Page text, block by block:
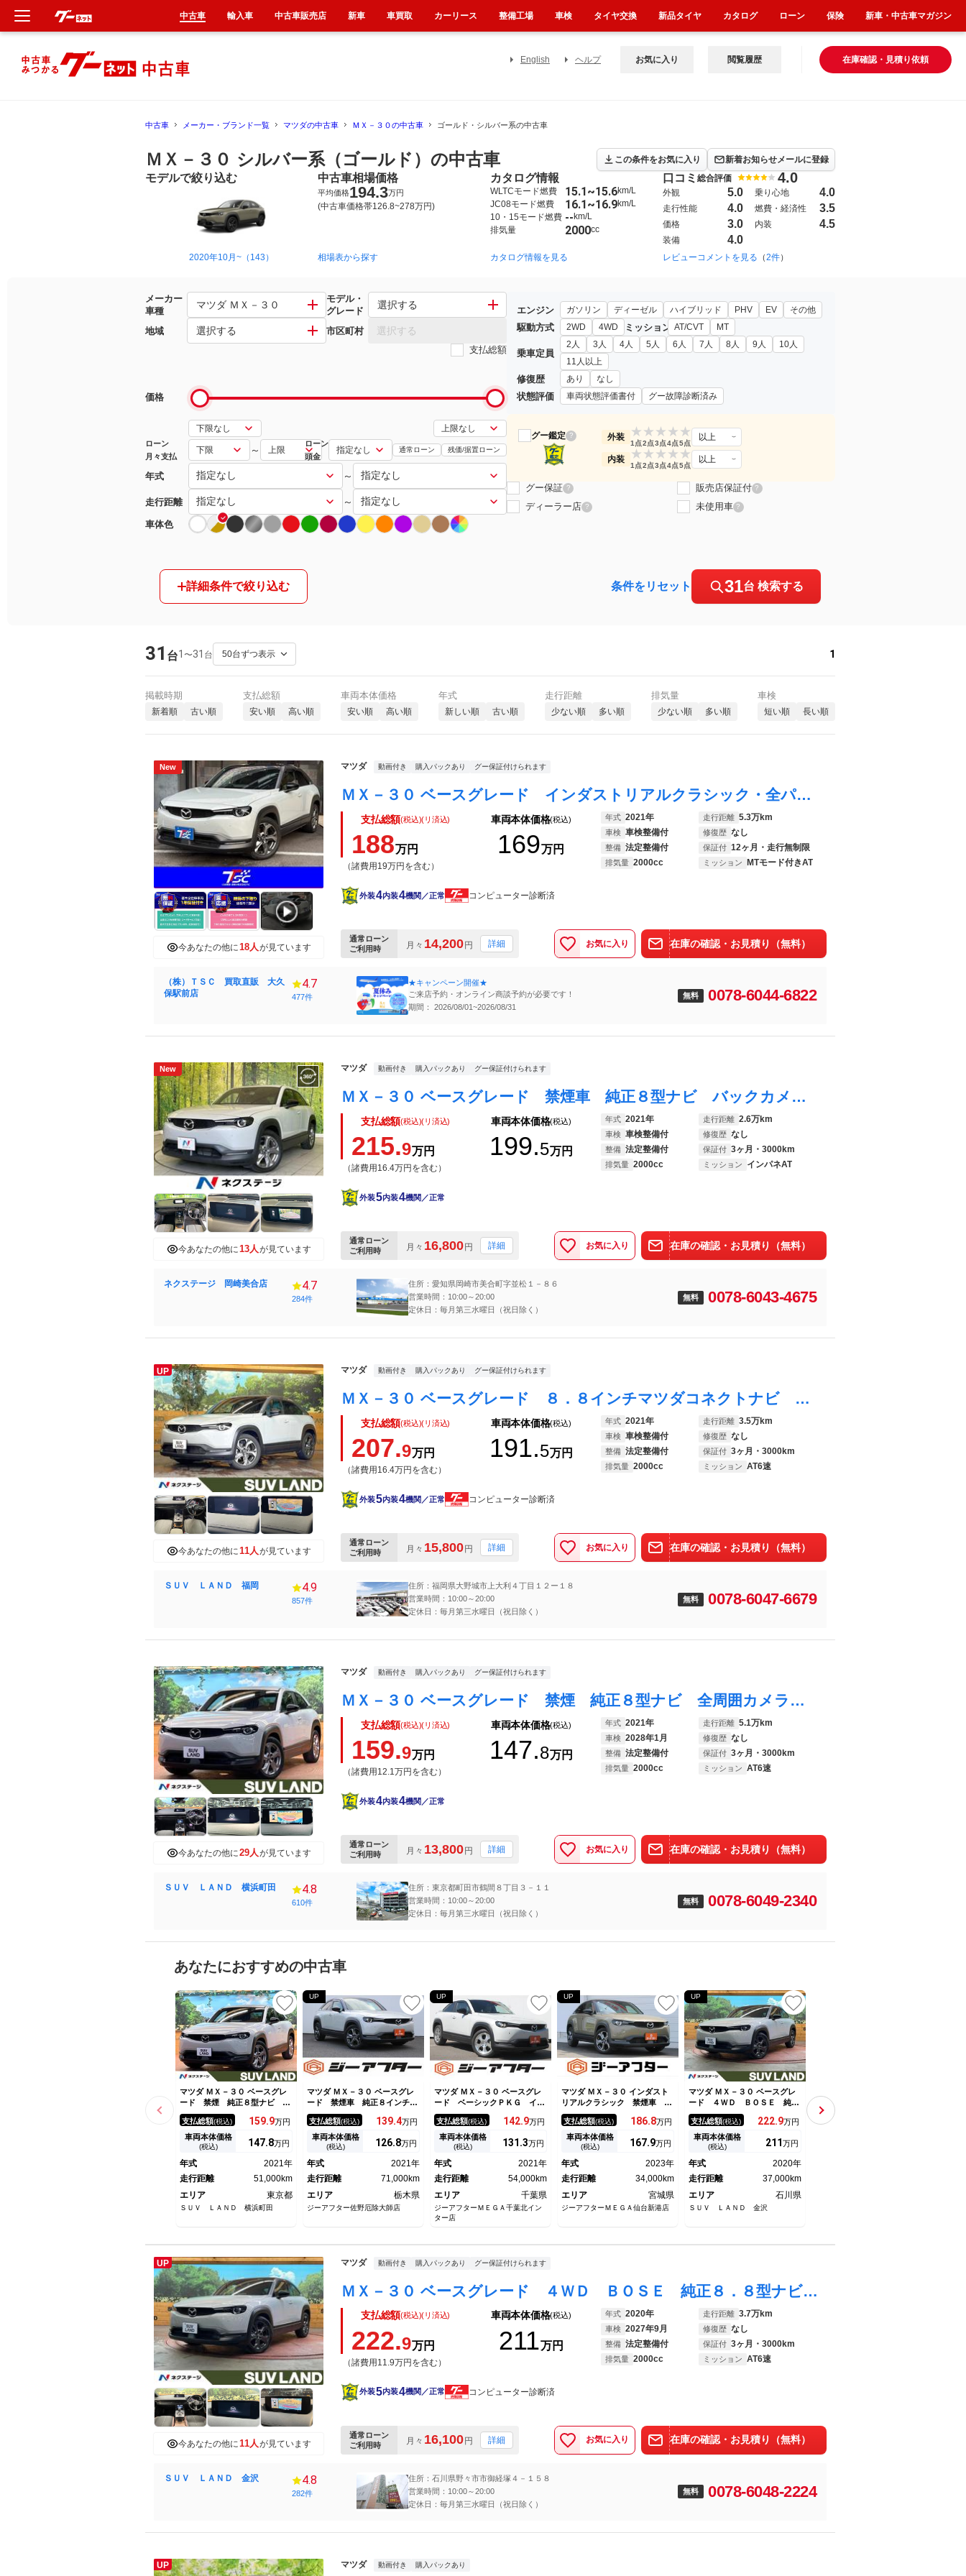
English ヘルプ 在庫確認・見積り依頼
お気に入り 閲覧履歴
中古車 メーカー・ブランド一覧 マツダの中古車 ＭＸ－３０の中古車 ゴールド・シルバー系の中古車
ＭＸ－３０ シルバー系（ゴールド）の中古車 この条件をお気に入り 新着お知らせメールに登録
モデルで絞り込む
2020年10月~（143）
中古車相場価格
平均価格194.3万円
(中古車価格帯126.8~278万円)
相場表から探す
カタログ情報
WLTCモード燃費 15.1~15.6km/L
JC08モード燃費
16.1~16.9km/L
10・15モード燃費 -- km/L
排気量
2000cc
カタログ情報を見る
口コミ 総合評価 4.0
外観 5.0 乗り心地 4.0
走行性能 4.0 燃費・経済性 3.5
価格 3.0 内装 4.5
装備 4.0
レビューコメントを見る （2件）
メーカー
車種
マツダ ＭＸ－３０
モデル・
グレード
選択する
地域 選択する 市区町村 選択する
支払総額
価格
ローン
月々支払
～
ローン
頭金
通常ローン 残価/据置ローン
年式 ～
走行距離 ～
車体色
エンジン ガソリン ディーゼル ハイブリッド PHV EV その他
駆動方式 2WD 4WD ミッション AT/CVT MT
乗車定員
2人 3人 4人 5人 6人 7人 8人 9人
10人
11人以上
修復歴 あり なし
状態評価 車両状態評価書付 グー故障診断済み
グー鑑定 ? 外装 ★
1点
★
2点
★
3点
★
4点
★
5点
以上
内装 ★
1点
★
2点
★
3点
★
4点
★
5点
以上
グー保証 ? 販売店保証付 ?
ディーラー店 ? 未使用車 ?
詳細条件で絞り込む 条件をリセット 31台 検索する
31 台1 〜31 台 1
掲載時期
新着順 古い順
支払総額
安い順 高い順
車両本体価格
安い順 高い順
年式
新しい順 古い順
走行距離
少ない順 多い順
排気量
少ない順 多い順
車検
短い順 長い順
New
今あなたの他に18人が見ています
マツダ 動画付き 購入パックあり グー保証付けられます
ＭＸ－３０ ベースグレード インダストリアルクラシック・全パッケージ装備・３６０°セーフティＰＫＧ・ユーティリティＰＫＧ・インテリアＰＫＧ・エクステリアＰＫＧ・ベーシックＰＫＧ／ＢＯＳＥサウンド／全周囲カメラ／ドライブレコーダー
支払総額(税込)(リ済込)
188万円
（諸費用19万円を含む）
車両本体価格(税込)
169万円
年式 2021年 走行距離 5.3万km
車検 車検整備付 修復歴 なし
整備 法定整備付 保証付 12ヶ月・走行無制限
排気量 2000cc ミッション MTモード付きAT
外装4内装4機関／正常 コンピューター診断済
通常ローン
ご利用時
月々 14,200円 詳細 お気に入り 在庫の確認・お見積り（無料）
（株）ＴＳＣ 買取直販 大久
保駅前店
4.7
477件
★キャンペーン開催★
ご来店予約・オンライン商談予約が必要です！
期間： 2026/08/01~2026/08/31
無料 0078-6044-6822
New
今あなたの他に13人が見ています
マツダ 動画付き 購入パックあり グー保証付けられます
ＭＸ－３０ ベースグレード 禁煙車 純正８型ナビ バックカメラ ＥＴＣ Ｂｌｕｅｔｏｏｔｈ再生 ＢＳＭ レーダークルーズ コーナーセンサー 衝突被害軽減装置 オートエアコン スマートキー ＬＥＤヘッドライト
支払総額(税込)(リ済込)
215.9万円
（諸費用16.4万円を含む）
車両本体価格(税込)
199.5万円
年式 2021年 走行距離 2.6万km
車検 車検整備付 修復歴 なし
整備 法定整備付 保証付 3ヶ月・3000km
排気量 2000cc ミッション インパネAT
外装5内装4機関／正常
通常ローン
ご利用時
月々 16,800円 詳細 お気に入り 在庫の確認・お見積り（無料）
ネクステージ 岡崎美合店 4.7
284件
住所：愛知県岡崎市美合町字並松１－８６
営業時間：10:00～20:00
定休日：毎月第三水曜日（祝日除く）
無料 0078-6043-4675
UP
今あなたの他に11人が見ています
マツダ 動画付き 購入パックあり グー保証付けられます
ＭＸ－３０ ベースグレード ８．８インチマツダコネクトナビ 全周囲カメラ 衝突軽減 レーダークルーズ ブラインドスポットモニター メモリー機能付きパワーシート ＬＥＤヘッド 純正１８インチアルミ ＬＥＤヘッド 革巻きステアリング
支払総額(税込)(リ済込)
207.9万円
（諸費用16.4万円を含む）
車両本体価格(税込)
191.5万円
年式 2021年 走行距離 3.5万km
車検 車検整備付 修復歴 なし
整備 法定整備付 保証付 3ヶ月・3000km
排気量 2000cc ミッション AT6速
外装5内装4機関／正常 コンピューター診断済
通常ローン
ご利用時
月々 15,800円 詳細 お気に入り 在庫の確認・お見積り（無料）
ＳＵＶ ＬＡＮＤ 福岡 4.9
857件
住所：福岡県大野城市上大利４丁目１２ー１８
営業時間：10:00～20:00
定休日：毎月第三水曜日（祝日除く）
無料 0078-6047-6679
今あなたの他に29人が見ています
マツダ 動画付き 購入パックあり グー保証付けられます
ＭＸ－３０ ベースグレード 禁煙 純正８型ナビ 全周囲カメラ レーダークルーズ ブラインドスポットモニター シートヒーター メモリーシート クリアランスソナー ＬＥＤヘッド 純正１８インチアルミ ステアリングヒーター ＥＴＣ
支払総額(税込)(リ済込)
159.9万円
（諸費用12.1万円を含む）
車両本体価格(税込)
147.8万円
年式 2021年 走行距離 5.1万km
車検 2028年1月 修復歴 なし
整備 法定整備付 保証付 3ヶ月・3000km
排気量 2000cc ミッション AT6速
外装4内装4機関／正常
通常ローン
ご利用時
月々 13,800円 詳細 お気に入り 在庫の確認・お見積り（無料）
ＳＵＶ ＬＡＮＤ 横浜町田 4.8
610件
住所：東京都町田市鶴間８丁目３－１１
営業時間：10:00～20:00
定休日：毎月第三水曜日（祝日除く）
無料 0078-6049-2340
あなたにおすすめの中古車
マツダ ＭＸ－３０ ベースグレ
ード 禁煙 純正８型ナビ 全
周囲カメラ レーダークルー
ズ ブラインドスポットモニタ
ー シートヒーター メモリー
シート クリアランスソナー
アルミ ステアリングヒータ
ー ＥＴＣ
支払総額(税込) 159.9万円
車両本体価格
(税込) 147.8万円
年式
2021年
走行距離
51,000km
エリア
東京都
ＳＵＶ ＬＡＮＤ 横浜町田
UP
マツダ ＭＸ－３０ ベースグレ
ード 禁煙車 純正８インチナ
ビ ヘッドアップディスプレ
イ ブラインドスポットモニタ
ー 衝突軽減ブレーキ レーダ
ークルーズコントロール 全周
ビーム パドルシフト フルセ
グ ＥＴＣ
支払総額(税込) 139.4万円
車両本体価格
(税込) 126.8万円
年式
2021年
走行距離
71,000km
エリア
栃木県
ジーアフター佐野厄除大師店
UP
マツダ ＭＸ－３０ ベースグレ
ード ベーシックＰＫＧ イン
テリアパッケージ ユーティリ
ティＰＫＧ 純正８．８インチ
ナビ ＴＶ バックカメラ レ
ーダークルーズコントロール
ーター パワーシート ＥＴＣ
支払総額(税込) 142.9万円
車両本体価格
(税込) 131.3万円
年式
2021年
走行距離
54,000km
エリア
千葉県
ジーアフターＭＥＧＡ千葉北イン
ター店
UP
マツダ ＭＸ－３０ インダスト
リアルクラシック 禁煙車 純
正８．８インチナビ フルセグ
ＴＶ バックカメラ レーダー
クルーズコントロール 衝突軽
減システム 純正１８インチア
オートマチックハイビーム ク
リアランスソナー
支払総額(税込) 186.8万円
車両本体価格
(税込) 167.9万円
年式
2023年
走行距離
34,000km
エリア
宮城県
ジーアフターＭＥＧＡ仙台新港店
UP
マツダ ＭＸ－３０ ベースグレ
ード ４ＷＤ ＢＯＳＥ 純正
８．８型ナビ ３６０°ビュー
モニター ドライブレコーダ
ー ＥＴＣ 半革シート シー
トヒーター ＬＥＤヘッド オ
トモニター
支払総額(税込) 222.9万円
車両本体価格
(税込) 211万円
年式
2020年
走行距離
37,000km
エリア
石川県
ＳＵＶ ＬＡＮＤ 金沢
リアルクラシック ８．８イン
チ純正ＳＤナビ（ＡＭ／ＦＭ／
ＢＴ／ＴＶ／ＡｐｐｌｅＣａｒ
支払総額
UP
今あなたの他に 11人 が見ています
マツダ 動画付き 購入パックあり グー保証付けられます
ＭＸ－３０ ベースグレード ４ＷＤ ＢＯＳＥ 純正８．８型ナビ ３６０°ビューモニター ドライブレコーダー ＥＴＣ 半革シート シートヒーター ＬＥＤヘッド オートライト ブラインドスポットモニター
支払総額(税込)(リ済込)
222.9万円
（諸費用11.9万円を含む）
車両本体価格(税込)
211万円
年式 2020年 走行距離 3.7万km
車検 2027年9月 修復歴 なし
整備 法定整備付 保証付 3ヶ月・3000km
排気量 2000cc ミッション AT6速
外装5内装4機関／正常 コンピューター診断済
通常ローン
ご利用時
月々 16,100 円 詳細 お気に入り 在庫の確認・お見積り（無料）
ＳＵＶ ＬＡＮＤ 金沢 4.8
282件
住所：石川県野々市市御経塚４－１５８
営業時間：10:00～20:00
定休日：毎月第三水曜日（祝日除く）
無料 0078-6048-2224
UP マツダ 動画付き 購入パックあり
中古車 輸入車 中古車販売店 新車 車買取 カーリース 整備工場 車検 タイヤ交換 新品タイヤ カタログ ローン 保険 新車・中古車マガジン
新車